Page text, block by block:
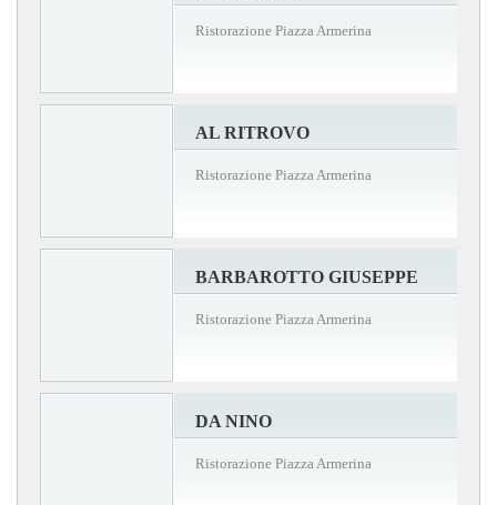
Ristorazione Piazza Armerina
AL RITROVO
Ristorazione Piazza Armerina
BARBAROTTO GIUSEPPE
Ristorazione Piazza Armerina
DA NINO
Ristorazione Piazza Armerina